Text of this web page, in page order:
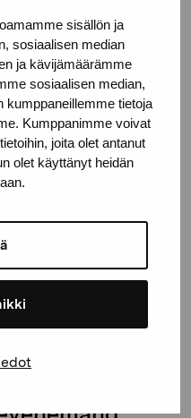
sisällön ja
sosiaalisen median
ja kävijämäärämme
sosiaalisen median,
kumppaneillemme tietoja
Kumppanimme voivat
joita olet antanut
olet käyttänyt heidän